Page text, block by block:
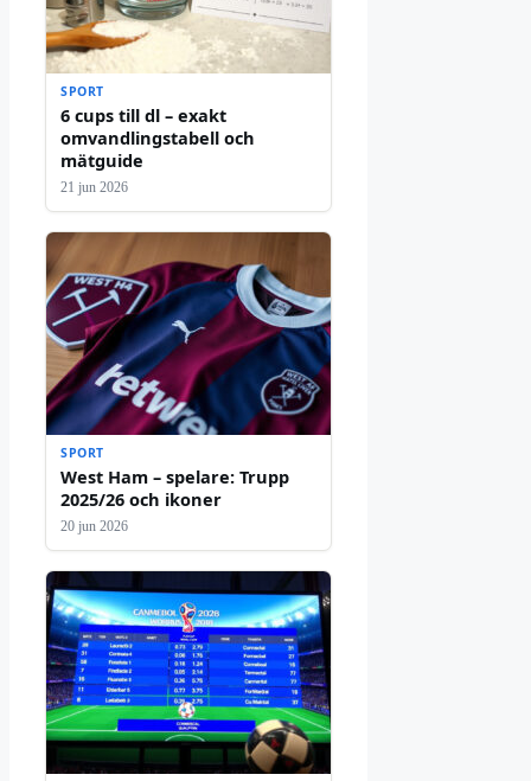
SPORT
6 cups till dl – exakt
omvandlingstabell och
mätguide
21 jun 2026
SPORT
West Ham – spelare: Trupp
2025/26 och ikoner
20 jun 2026